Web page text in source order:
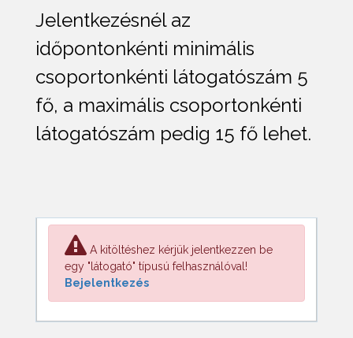
Jelentkezésnél az
időpontonkénti minimális
csoportonkénti látogatószám 5
fő, a maximális csoportonkénti
látogatószám pedig 15 fő lehet.
A kitöltéshez kérjük jelentkezzen be
egy "látogató" típusú felhasználóval!
Bejelentkezés